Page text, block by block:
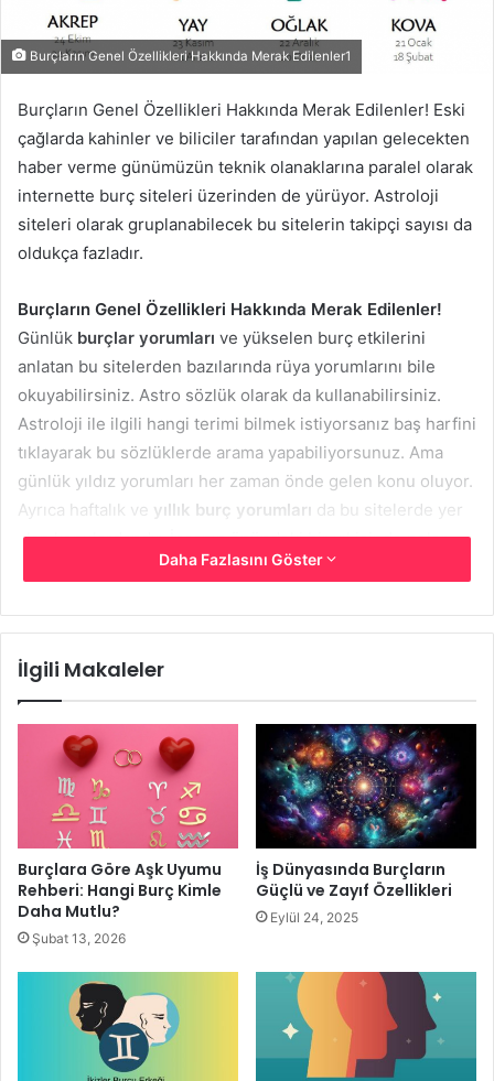
Burçların Genel Özellikleri Hakkında Merak Edilenler1
Burçların Genel Özellikleri Hakkında Merak Edilenler! Eski
çağlarda kahinler ve biliciler tarafından yapılan gelecekten
haber verme günümüzün teknik olanaklarına paralel olarak
internette burç siteleri üzerinden de yürüyor. Astroloji
siteleri olarak gruplanabilecek bu sitelerin takipçi sayısı da
oldukça fazladır.
Burçların Genel Özellikleri Hakkında Merak Edilenler!
Günlük burçlar yorumları ve yükselen burç etkilerini
anlatan bu sitelerden bazılarında rüya yorumlarını bile
okuyabilirsiniz. Astro sözlük olarak da kullanabilirsiniz.
Astroloji ile ilgili hangi terimi bilmek istiyorsanız baş harfini
tıklayarak bu sözlüklerde arama yapabiliyorsunuz. Ama
günlük yıldız yorumları her zaman önde gelen konu oluyor.
Ayrıca haftalık ve yıllık burç yorumları da bu sitelerde yer
alan konulardandır. İnsanın önündeki bir yıl içinde neler
yapması gerektiği hakkında fikir sahibi olması sonuçta
Burçların Genel Özellikleri Hakkında Merak Edilenler
Esprili Burçlar
Astroloji dünyasında birçok yorum farklılığı dikkat
çekmektedir. Özellikle internetin yaygınlaşması
sonrası dikkat çeken yorumlar kişilerin
esprili burç
Daha Fazlasını Göster
İlgili Makaleler
Burçlara Göre Aşk Uyumu
Rehberi: Hangi Burç Kimle
Daha Mutlu?
Şubat 13, 2026
İş Dünyasında Burçların
Güçlü ve Zayıf Özellikleri
Eylül 24, 2025